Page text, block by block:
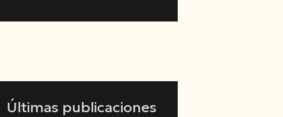
Últimas publicaciones